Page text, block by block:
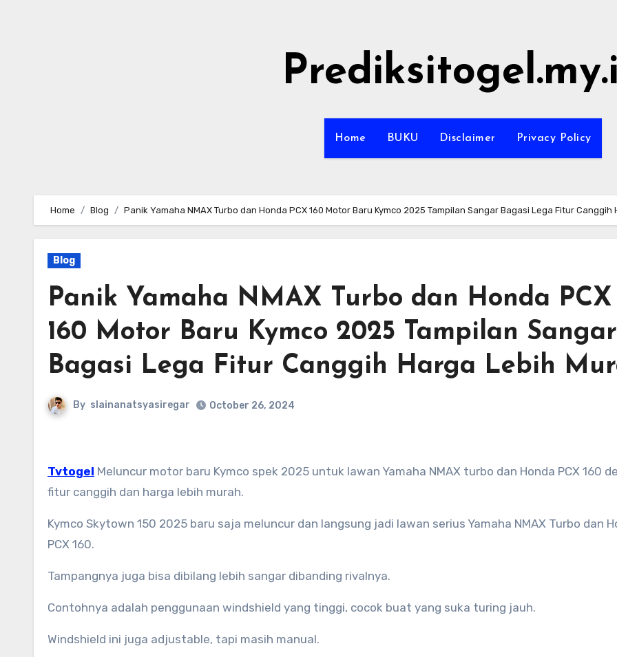
Home BUKU Disclaimer Privacy Policy
Home Blog Panik Yamaha NMAX Turbo dan Honda PCX 160 Motor Baru Kymco 2025 Tampilan Sangar Bagasi Lega Fitur Canggih
Blog
Panik Yamaha NMAX Turbo dan Honda PCX
160 Motor Baru Kymco 2025 Tampilan Sangar
Bagasi Lega Fitur Canggih Harga Lebih
By slainanatsyasiregar October 26, 2024
Tvtogel Meluncur motor baru Kymco spek 2025 untuk lawan Yamaha NMAX turbo dan Honda PCX 160
fitur canggih dan harga lebih murah.
Kymco Skytown 150 2025 baru saja meluncur dan langsung jadi lawan serius Yamaha NMAX Turbo dan
PCX 160.
Tampangnya juga bisa dibilang lebih sangar dibanding rivalnya.
Contohnya adalah penggunaan windshield yang tinggi, cocok buat yang suka turing jauh.
Windshield ini juga adjustable, tapi masih manual.